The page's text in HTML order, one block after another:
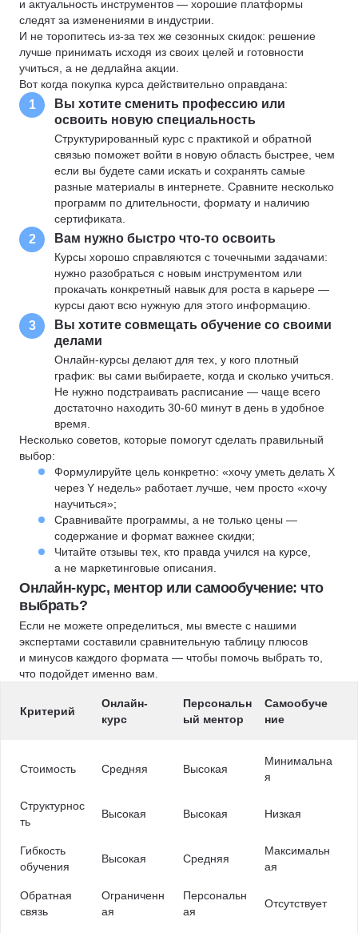
и актуальность инструментов — хорошие платформы
следят за изменениями в индустрии.
И не торопитесь из-за тех же сезонных скидок: решение
лучше принимать исходя из своих целей и готовности
учиться, а не дедлайна акции.
Вот когда покупка курса действительно оправдана:
1
Вы хотите сменить профессию или
освоить новую специальность
Структурированный курс с практикой и обратной
связью поможет войти в новую область быстрее, чем
если вы будете сами искать и сохранять самые
разные материалы в интернете. Сравните несколько
программ по длительности, формату и наличию
сертификата.
2 Вам нужно быстро что-то освоить
Курсы хорошо справляются с точечными задачами:
нужно разобраться с новым инструментом или
прокачать конкретный навык для роста в карьере —
курсы дают всю нужную для этого информацию.
3
Вы хотите совмещать обучение со своими
делами
Онлайн-курсы делают для тех, у кого плотный
график: вы сами выбираете, когда и сколько учиться.
Не нужно подстраивать расписание — чаще всего
достаточно находить 30-60 минут в день в удобное
время.
Несколько советов, которые помогут сделать правильный
выбор:
Формулируйте цель конкретно: «хочу уметь делать X
через Y недель» работает лучше, чем просто «хочу
научиться»;
Сравнивайте программы, а не только цены —
содержание и формат важнее скидки;
Читайте отзывы тех, кто правда учился на курсе,
а не маркетинговые описания.
Онлайн-курс, ментор или самообучение: что
выбрать?
Если не можете определиться, мы вместе с нашими
экспертами составили сравнительную таблицу плюсов
и минусов каждого формата — чтобы помочь выбрать то,
что подойдет именно вам.
Критерий
Онлайн-
курс
Персональн
ый ментор
Самообуче
ние
Стоимость Средняя Высокая
Минимальна
я
Структурнос
ть
Высокая Высокая Низкая
Гибкость
обучения
Высокая Средняя
Максимальн
ая
Обратная
связь
Ограниченн
ая
Персональн
ая
Отсутствует